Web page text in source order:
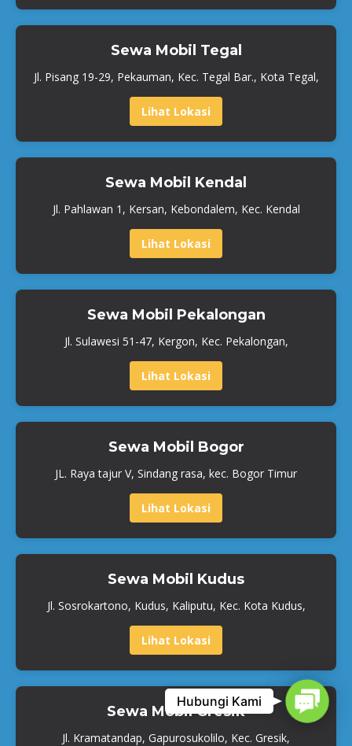
Sewa Mobil Tegal
Jl. Pisang 19-29, Pekauman, Kec. Tegal Bar., Kota Tegal,
Lihat Lokasi
Sewa Mobil Kendal
Jl. Pahlawan 1, Kersan, Kebondalem, Kec. Kendal
Lihat Lokasi
Sewa Mobil Pekalongan
Jl. Sulawesi 51-47, Kergon, Kec. Pekalongan,
Lihat Lokasi
Sewa Mobil Bogor
JL. Raya tajur V, Sindang rasa, kec. Bogor Timur
Lihat Lokasi
Sewa Mobil Kudus
Jl. Sosrokartono, Kudus, Kaliputu, Kec. Kota Kudus,
Lihat Lokasi
Sewa Mobil Gresik
Jl. Kramatandap, Gapurosukolilo, Kec. Gresik,
Hubungi Kami